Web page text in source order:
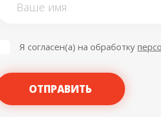
Я согласен(а) на обработку